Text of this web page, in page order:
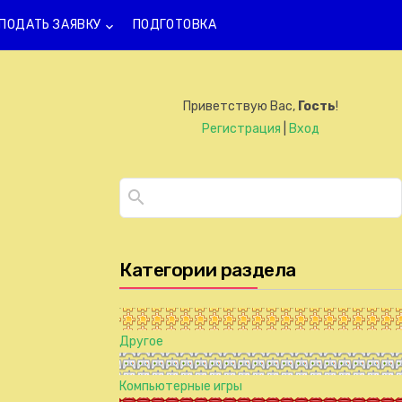
ПОДАТЬ ЗАЯВКУ keyboard_arrow_down ПОДГОТОВКА
Приветствую Вас, Гость!
Регистрация
Вход
Категории раздела
Другое
Компьютерные игры